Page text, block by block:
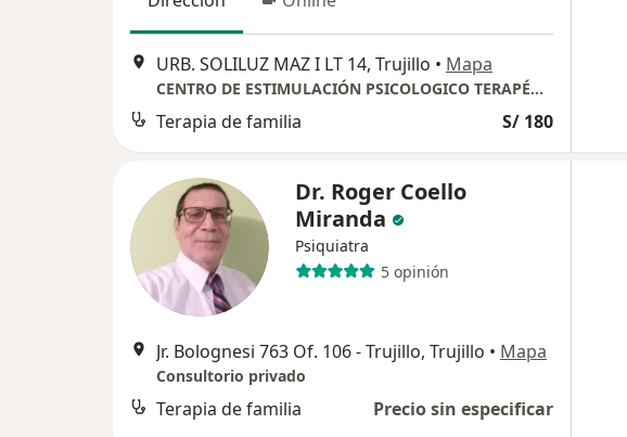
URB. SOLILUZ MAZ I LT 14, Trujillo • Mapa
CENTRO DE ESTIMULACIÓN PSICOLOGICO TERAPÉUTICO "HARVARD KIDS"
Terapia de familia S/ 180
Dr. Roger Coello
Miranda
Psiquiatra
5 opinión
Jr. Bolognesi 763 Of. 106 - Trujillo, Trujillo • Mapa
Consultorio privado
Terapia de familia Precio sin especificar